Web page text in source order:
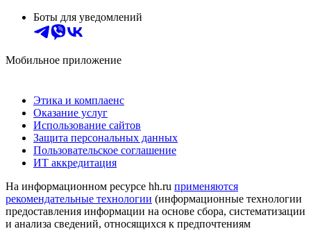
Боты для уведомлений
Мобильное приложение
Этика и комплаенс
Оказание услуг
Использование сайтов
Защита персональных данных
Пользовательское соглашение
ИТ аккредитация
На информационном ресурсе hh.ru применяются
рекомендательные технологии (информационные технологии
предоставления информации на основе сбора, систематизации
и анализа сведений, относящихся к предпочтениям